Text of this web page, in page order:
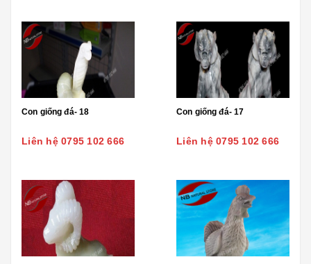
Con giống đá- 18
Liên hệ 0795 102 666
Con giống đá- 17
Liên hệ 0795 102 666